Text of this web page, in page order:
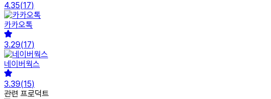
4.35(17)
카카오톡
3.29(17)
네이버웍스
3.39(15)
관련 프로덕트